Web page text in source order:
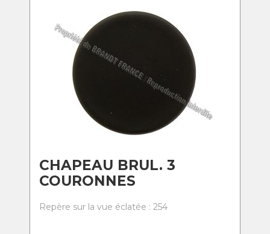
CHAPEAU BRUL. 3
COURONNES
Repère sur la vue éclatée : 254